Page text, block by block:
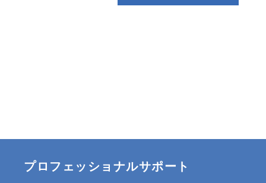
プロフェッショナルサポート